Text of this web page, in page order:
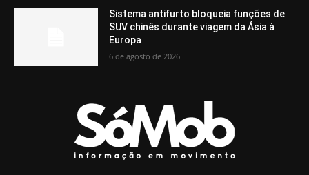
Sistema antifurto bloqueia funções de
SUV chinês durante viagem da Ásia à
Europa
6 de agosto de 2026